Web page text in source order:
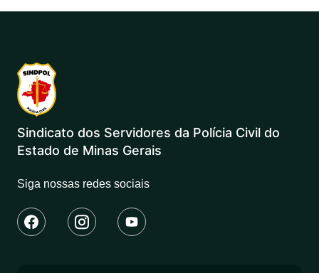
Sindicato dos Servidores da Polícia Civil do
Estado de Minas Gerais
Siga nossas redes sociais